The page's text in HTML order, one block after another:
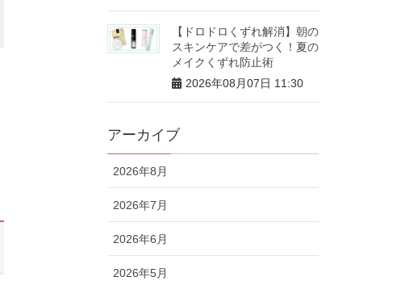
【ドロドロくずれ解消】朝の
スキンケアで差がつく！夏の
メイクくずれ防止術
2026年08月07日 11:30
アーカイブ
2026年8月
2026年7月
2026年6月
2026年5月